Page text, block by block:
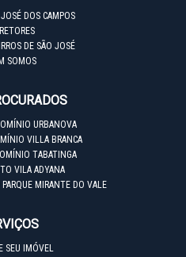
DOS CAMPOS
DE SÃO JOSÉ
SOMOS
URBANOVA
VILLA BRANCA
TABATINGA
VILA ADYANA
MIRANTE DO VALE
SEU IMÓVEL